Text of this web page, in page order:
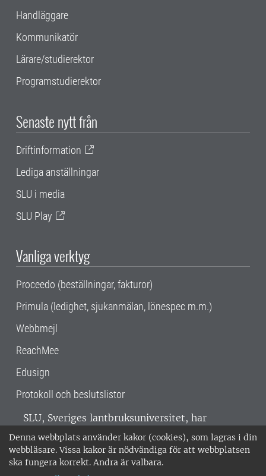
Denna webbplats använder kakor (cookies), som lagras i din
webbläsare. Vissa kakor är nödvändiga för att webbplatsen
ska fungera korrekt. Andra är valbara.
Handläggare
Kommunikatör
Lärare/studierektor
Programstudierektor
Senaste nytt från
Driftinformation
Lediga anställningar
SLU i media
SLU Play
Vanliga verktyg
Proceedo (beställningar, fakturor)
Primula (ledighet, sjukanmälan, lönespec m.m.)
Webbmejl
ReachMee
Edusign
Protokoll och beslutslistor
SLU, Sveriges lantbruksuniversitet, har
verksamhet över hela Sverige. Huvudorter är
Alnarp, Uppsala och Umeå.SLU är
miljöcertifierat enligt ISO 14001. •